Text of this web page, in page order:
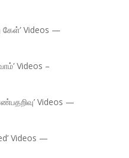
கேள்’ Videos —
Videos –
Videos —
Videos —